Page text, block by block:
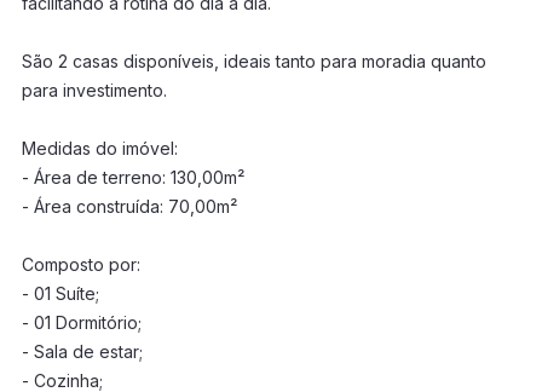
São 2 casas disponíveis, ideais tanto para moradia quanto
para investimento.
Medidas do imóvel:
- Área de terreno: 130,00m²
- Área construída: 70,00m²
Composto por:
- 01 Suíte;
- 01 Dormitório;
- Sala de estar;
- Cozinha;